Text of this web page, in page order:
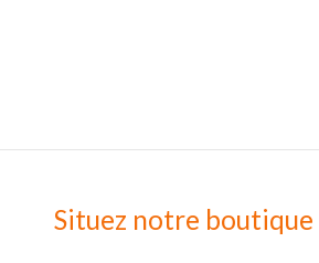
Situez notre boutique